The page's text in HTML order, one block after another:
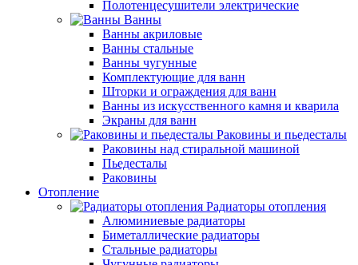
Полотенцесушители электрические
Ванны
Ванны акриловые
Ванны стальные
Ванны чугунные
Комплектующие для ванн
Шторки и ограждения для ванн
Ванны из искусственного камня и кварила
Экраны для ванн
Раковины и пьедесталы
Раковины над стиральной машиной
Пьедесталы
Раковины
Отопление
Радиаторы отопления
Алюминиевые радиаторы
Биметаллические радиаторы
Стальные радиаторы